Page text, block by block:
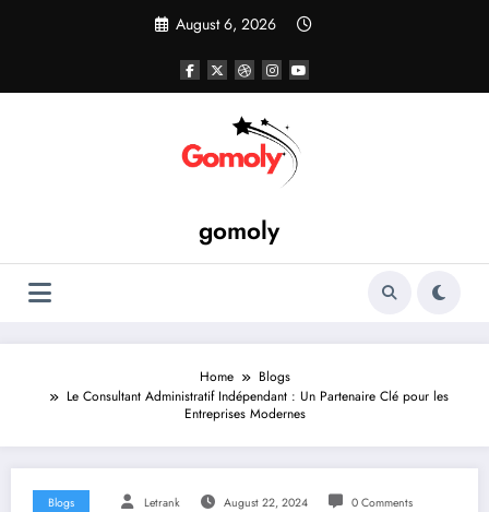
August 6, 2026
gomoly
Home
Blogs
Le Consultant Administratif Indépendant : Un Partenaire Clé pour les
Entreprises Modernes
Blogs Letrank August 22, 2024 0 Comments